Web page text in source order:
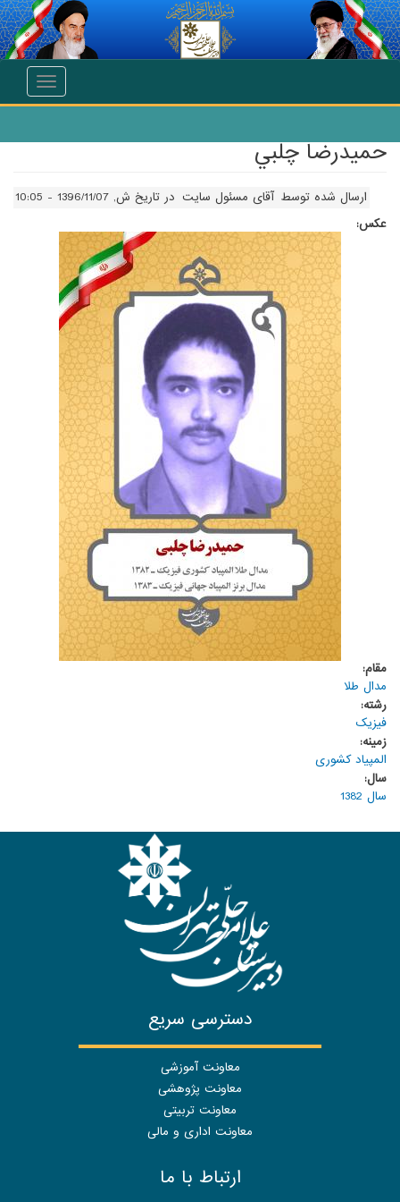
انتقال به محتوای اصلی
Toggle
حميدرضا چلبي
ارسال شده توسط آقای مسئول سایت در تاریخ ش, 1396/11/07 - 10:05
عکس:
مقام:
مدال طلا
رشته:
فیزیک
زمینه:
المپیاد کشوری
سال:
سال 1382
دسترسی سریع
معاونت آموزشی
معاونت پژوهشی
معاونت تربیتی
معاونت اداری و مالی
ارتباط با ما